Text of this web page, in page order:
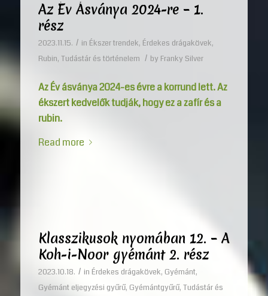
Az Év Ásványa 2024-re – 1.
rész
2023.11.15. / in Ékszer trendek, Érdekes drágakövek,
Rubin, Tudástár és történelem / by Franky Silver
Az Év ásványa 2024-es évre a korrund lett. Az
ékszert kedvelők tudják, hogy ez a zafír és a
rubin.
Read more
Klasszikusok nyomában 12. – A
Koh-i-Noor gyémánt 2. rész
2023.10.18. / in Érdekes drágakövek, Gyémánt,
Gyémánt eljegyzési gyűrű, Gyémántgyűrű, Tudástár és